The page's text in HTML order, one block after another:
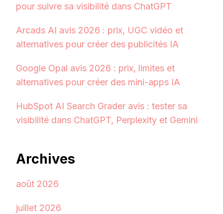
pour suivre sa visibilité dans ChatGPT
Arcads AI avis 2026 : prix, UGC vidéo et
alternatives pour créer des publicités IA
Google Opal avis 2026 : prix, limites et
alternatives pour créer des mini-apps IA
HubSpot AI Search Grader avis : tester sa
visibilité dans ChatGPT, Perplexity et Gemini
Archives
août 2026
juillet 2026